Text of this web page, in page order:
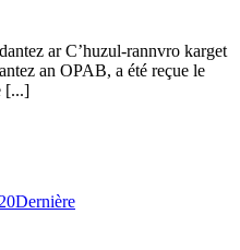
ar C’huzul-rannvro karget
an OPAB, a été reçue le
[...]
Dernière